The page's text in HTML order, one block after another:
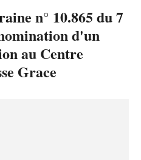
n° 10.865 du 7
d'un
au Centre
Grace